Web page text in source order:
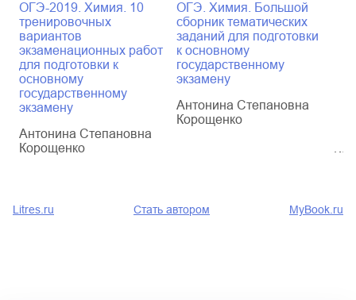
ОГЭ-2019. Химия. 10
тренировочных
вариантов
экзаменационных работ
для подготовки к
основному
государственному
экзамену
Антонина Степановна
Корощенко
ОГЭ. Химия. Большой
сборник тематических
заданий для подготовки
к основному
государственному
экзамену
Антонина Степановна
Корощенко
Litres.ru Стать автором MyBook.ru